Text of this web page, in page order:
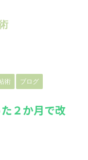
術 ブログ
２か月で改